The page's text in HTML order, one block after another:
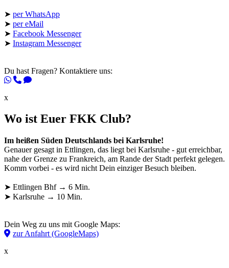
➤ per WhatsApp
➤ per eMail
➤ Facebook Messenger
➤ Instagram Messenger
Du hast Fragen? Kontaktiere uns:
x
Wo ist Euer FKK Club?
Im heißen Süden Deutschlands bei Karlsruhe!
Genauer gesagt in Ettlingen, das liegt bei Karlsruhe - gut erreichbar,
nahe der Grenze zu Frankreich, am Rande der Stadt perfekt gelegen.
Komm vorbei - es wird nicht Dein einziger Besuch bleiben.
➤ Ettlingen Bhf → 6 Min.
➤ Karlsruhe → 10 Min.
Dein Weg zu uns mit Google Maps:
zur Anfahrt (GoogleMaps)
x